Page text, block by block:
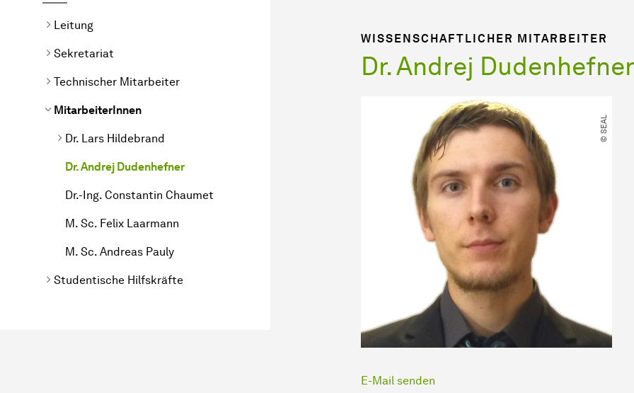
Leitung
Sekretariat
Technischer Mitarbeiter
MitarbeiterInnen
Dr. Lars Hildebrand
Dr. Andrej Dudenhefner
Dr.-Ing. Constantin Chaumet
M. Sc. Felix Laarmann
M. Sc. Andreas Pauly
Studentische Hilfskräfte
WISSENSCHAFTLICHER MITARBEITER
Dr. Andrej Dudenhefner
© SEAL
E-Mail senden